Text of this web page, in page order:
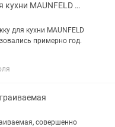
Вытяжку для кухни MAUNFELD MP-1 60.
для кухни MAUNFELD
примерно год.
совершенно